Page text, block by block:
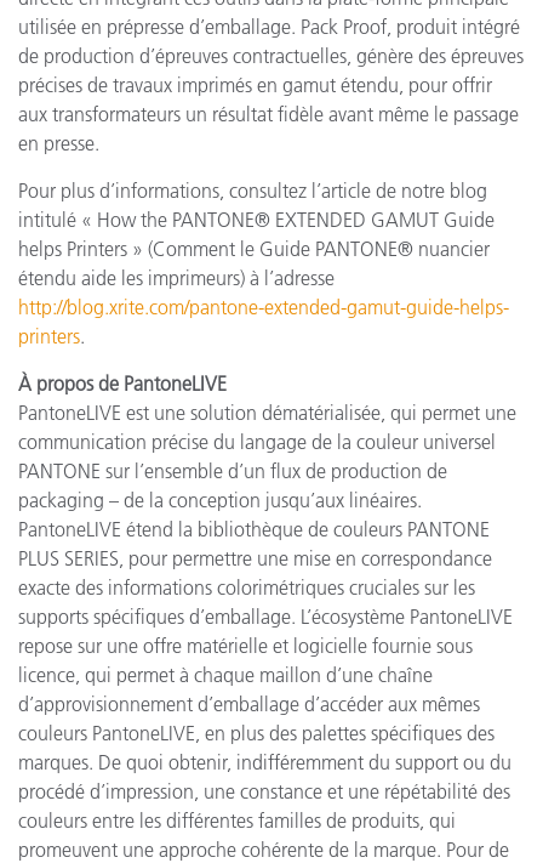
utilisée en prépresse d’emballage. Pack Proof, produit intégré
de production d’épreuves contractuelles, génère des épreuves
précises de travaux imprimés en gamut étendu, pour offrir
aux transformateurs un résultat fidèle avant même le passage
en presse.
Pour plus d’informations, consultez l’article de notre blog
intitulé « How the PANTONE® EXTENDED GAMUT Guide
helps Printers » (Comment le Guide PANTONE® nuancier
étendu aide les imprimeurs) à l’adresse
http://blog.xrite.com/pantone-extended-gamut-guide-helps-
printers.
À propos de PantoneLIVE
PantoneLIVE est une solution dématérialisée, qui permet une
communication précise du langage de la couleur universel
PANTONE sur l’ensemble d’un flux de production de
packaging – de la conception jusqu’aux linéaires.
PantoneLIVE étend la bibliothèque de couleurs PANTONE
PLUS SERIES, pour permettre une mise en correspondance
exacte des informations colorimétriques cruciales sur les
supports spécifiques d’emballage. L’écosystème PantoneLIVE
repose sur une offre matérielle et logicielle fournie sous
licence, qui permet à chaque maillon d’une chaîne
d’approvisionnement d’emballage d’accéder aux mêmes
couleurs PantoneLIVE, en plus des palettes spécifiques des
marques. De quoi obtenir, indifféremment du support ou du
procédé d’impression, une constance et une répétabilité des
couleurs entre les différentes familles de produits, qui
promeuvent une approche cohérente de la marque. Pour de